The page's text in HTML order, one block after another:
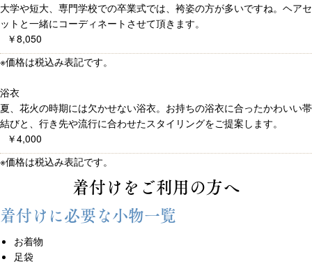
大学や短大、専門学校での卒業式では、袴姿の方が多いですね。ヘアセ
ットと一緒にコーディネートさせて頂きます。
￥8,050
※価格は税込み表記です。
浴衣
夏、花火の時期には欠かせない浴衣。お持ちの浴衣に合ったかわいい帯
結びと、行き先や流行に合わせたスタイリングをご提案します。
￥4,000
※価格は税込み表記です。
着付けをご利用の方へ
着付けに必要な小物一覧
お着物
足袋